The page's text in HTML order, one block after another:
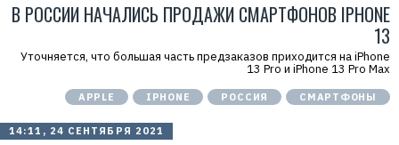
В РОССИИ НАЧАЛИСЬ ПРОДАЖИ СМАРТФОНОВ IPHONE
13
Уточняется, что большая часть предзаказов приходится на iPhone
13 Pro и iPhone 13 Pro Max
APPLE IPHONE РОССИЯ СМАРТФОНЫ
14:11, 24 СЕНТЯБРЯ 2021